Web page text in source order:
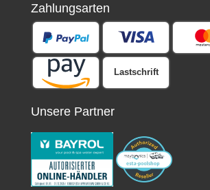
Zahlungsarten
Lastschrift
Unsere Partner